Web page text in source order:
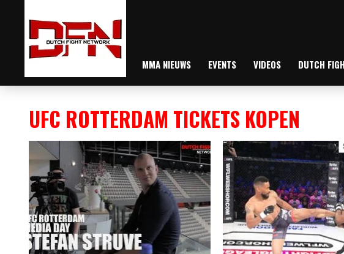
MMA NIEUWS EVENTS VIDEOS DUTCH
UFC ROTTERDAM TICKETS KOPEN